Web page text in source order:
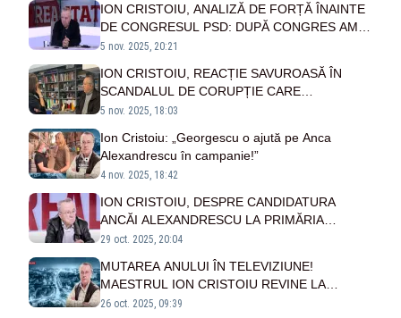
ION CRISTOIU, ANALIZĂ DE FORȚĂ ÎNAINTE
DE CONGRESUL PSD: DUPĂ CONGRES AM
PUTEA AVEA O RUPERE A COALIȚIEI - VIDEO
5 nov. 2025, 20:21
ION CRISTOIU, REACȚIE SAVUROASĂ ÎN
SCANDALUL DE CORUPȚIE CARE
CUTREMURĂ GUVERNUL: „DACĂ ILIE
ÎNCUSCREZ CU DL. RUTTE!”
5 nov. 2025, 18:03
Ion Cristoiu: „Georgescu o ajută pe Anca
Alexandrescu în campanie!”
4 nov. 2025, 18:42
ION CRISTOIU, DESPRE CANDIDATURA
ANCĂI ALEXANDRESCU LA PRIMĂRIA
CAPITALEI: „ARE MARI ȘANSE SĂ CÂȘTIGE,
GEORGESCU”
29 oct. 2025, 20:04
MUTAREA ANULUI ÎN TELEVIZIUNE!
MAESTRUL ION CRISTOIU REVINE LA
TELEVIZIUNEA POPORULUI - VIDEO
26 oct. 2025, 09:39